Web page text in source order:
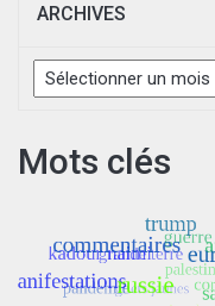
ARCHIVES
Archives
Mots clés